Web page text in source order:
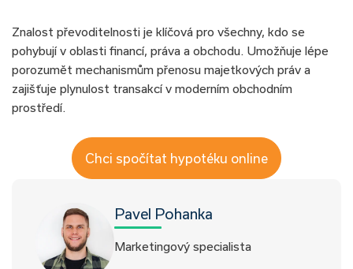
Znalost převoditelnosti je klíčová pro všechny, kdo se
pohybují v oblasti financí, práva a obchodu. Umožňuje lépe
porozumět mechanismům přenosu majetkových práv a
zajišťuje plynulost transakcí v moderním obchodním
prostředí.
Chci spočítat hypotéku online
Pavel Pohanka
Marketingový specialista